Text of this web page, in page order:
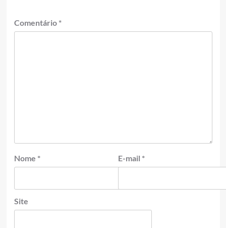
Comentário *
Nome * E-mail *
Site